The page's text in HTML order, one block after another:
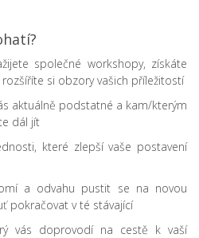
společné workshopy, získáte
si obzory vašich příležitostí
aktuálně podstatné a kam/kterým
dál jít
které zlepší vaše postavení
a odvahu pustit se na novou
pokračovat v té stávající
vás doprovodí na cestě k vaší